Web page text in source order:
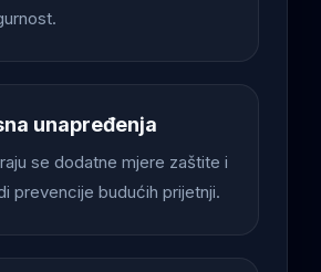
unapređenja
se dodatne mjere zaštite i
prevencije budućih prijetnji.